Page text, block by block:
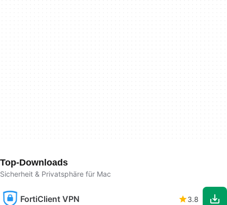
Top-Downloads
Sicherheit & Privatsphäre für Mac
FortiClient VPN 3.8